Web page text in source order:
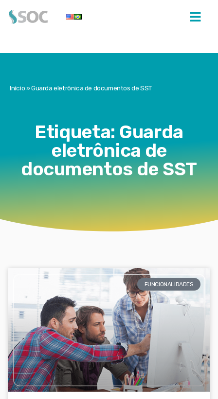
Início»Guarda eletrônica de documentos de SST
Etiqueta: Guarda
eletrônica de
documentos de SST
FUNCIONALIDADES